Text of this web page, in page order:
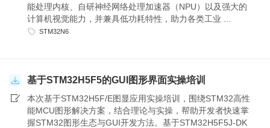
能处理内核、自研神经网络处理加速器（NPU）以及强大的
计算机视觉能力，并兼具低功耗特性，助力各类工业 ...
STM32N6
基于STM32H5F5的GUI图形界面实操培训
本次基于STM32H5F/E图显应用实操培训，围绕STM32高性
能MCU图形解决方案，结合理论与实操，帮助开发者快速掌
握STM32图形生态与GUI开发方法。基于STM32H5F5J-DK